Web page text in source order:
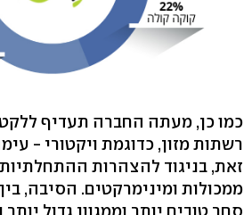
כמו כן, מעתה החברה תעדיף
רשתות מזון, כדוגמת ויקטורי -
זאת, בניגוד להצהרות
ממכולות ומינימרקטים. הסיבה,
סחר טובים יותר וממגוון גדול